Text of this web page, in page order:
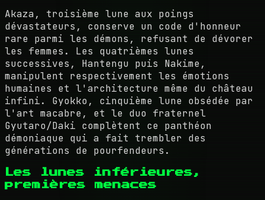
Akaza, troisième lune aux poings
dévastateurs, conserve un code d'honneur
rare parmi les démons, refusant de dévorer
les femmes. Les quatrièmes lunes
successives, Hantengu puis Nakime,
manipulent respectivement les émotions
humaines et l'architecture même du château
infini. Gyokko, cinquième lune obsédée par
l'art macabre, et le duo fraternel
Gyutaro/Daki complètent ce panthéon
démoniaque qui a fait trembler des
générations de pourfendeurs.
Les lunes inférieures,
premières menaces